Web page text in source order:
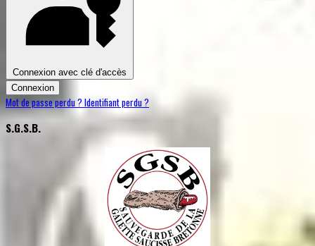
Connexion avec clé d'accès
Connexion
Mot de passe perdu ? Identifiant perdu ?
S.G.S.B.